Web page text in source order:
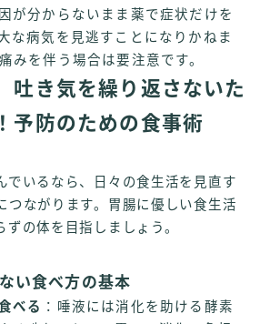
が分からないまま薬で症状だけを
な病気を見逃すことになりかねま
みを伴う場合は要注意です。
吐き気を繰り返さないた
予防のための食事術
でいるなら、日々の食生活を見直す
つながります。胃腸に優しい食生活
ずの体を目指しましょう。
い食べ方の基本
べる ：唾液には消化を助ける酵素